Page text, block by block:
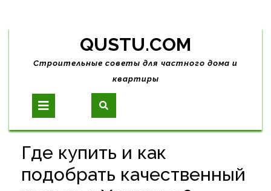
Skip
content
QUSTU.COM
Строительные советы для частного дома и
квартиры
Open
Button
Где купить и как
подобрать качественный